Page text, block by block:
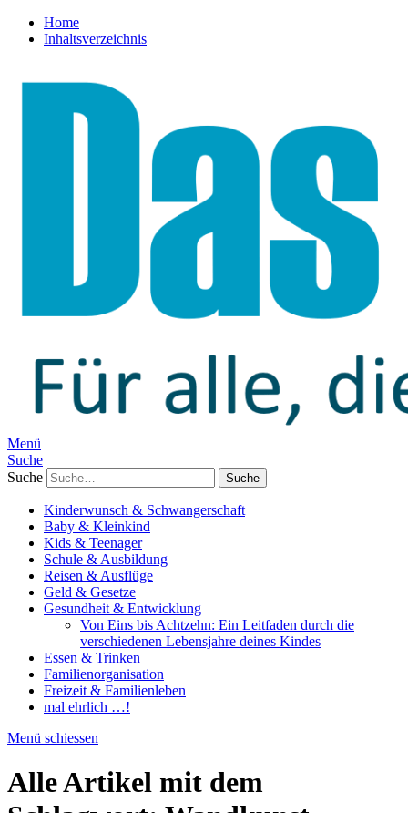
Home
Inhaltsverzeichnis
Menü
Suche
Suche
Kinderwunsch & Schwangerschaft
Baby & Kleinkind
Kids & Teenager
Schule & Ausbildung
Reisen & Ausflüge
Geld & Gesetze
Gesundheit & Entwicklung
Von Eins bis Achtzehn: Ein Leitfaden durch die
verschiedenen Lebensjahre deines Kindes
Essen & Trinken
Familienorganisation
Freizeit & Familienleben
mal ehrlich …!
Menü schiessen
Alle Artikel mit dem